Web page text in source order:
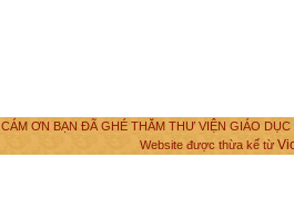
CÁM ƠN BẠN ĐÃ GHÉ THĂM THƯ VIỆN GIÁO
Website được thừa kế từ